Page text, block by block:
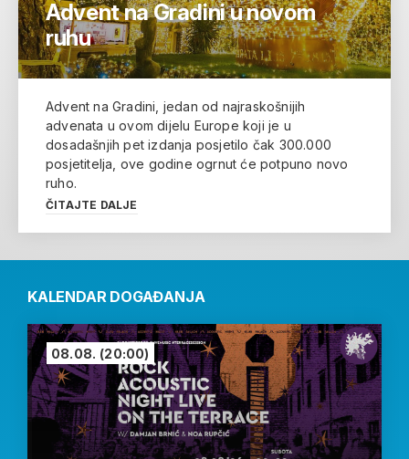
Advent na Gradini u novom
ruhu
Advent na Gradini, jedan od najraskošnijih
advenata u ovom dijelu Europe koji je u
dosadašnjih pet izdanja posjetilo čak 300.000
posjetitelja, ove godine ogrnut će potpuno novo
ruho.
ČITAJTE DALJE
KALENDAR DOGAĐANJA
08.08. (20:00)